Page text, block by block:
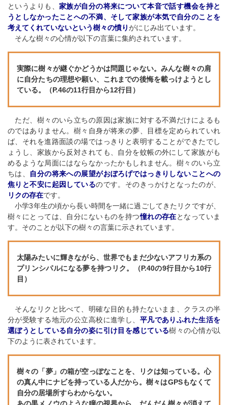
というよりも、 家族が自分の将来について本音で話す機会を持と
うとしなかったことへの不満、そして家族が本気で自分のことを
考えてくれていないという樹々の憤りがにじみ出ています。
そんな樹々の心情が以下の言葉に集約されています。
実際に樹々が継ぐかどうかは問題じゃない。みんな樹々の肩
に自分たちの理想や願い、これまでの後悔を載っけようとし
ている。（P.46の11行目から12行目）
ただ、樹々のいら立ちの原因は家族に対する不満だけによるも
のではありません。樹々自身が将来の夢、目標を定められていれ
ば、それを進路面談の場ではっきりと表明することができたでし
ょうし、家族から反対されても、自分を蚊帳の外にして家族がも
めるような局面にはならなかったかもしれません。樹々のいら立
ちは、
自分の将来への展望がおぼろげではっきりしないことへの
焦りと不安に起因しているのです。そのきっかけとなったのが、
リクの存在です。
小学3年生の頃から長い時間を一緒に過ごしてきたリクですが、
樹々にとっては、自分にないものを持つ憧れの存在となっていま
す。そのことが以下の樹々の言葉に示されています。
太陽みたいに輝きながら、世界でもまだ少ないアフリカ系の
プリンシパルになる夢を持つリク。（P.40の9行目から10行
目）
そんなリクと比べて、明確な目的も持たないまま、クラスの半
分が受験する地元の公立高校に進学し、 平凡でありふれた生活を
選ぼうとしている自分の姿に引け目を感じている樹々の心情が以
下のように表されています。
樹々の「夢」の箱が空っぽなことを、リクは知っている。心
の真ん中にナビを持っている人だから。樹々はGPSもなくて
自分の居場所すらわからない。